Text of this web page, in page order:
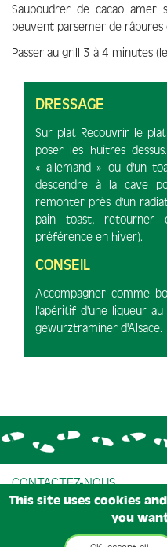
Saupoudrer de cacao amer
peuvent parsemer de
Passer au grill 3 à 4 minutes
DRESSAGE
Sur plat Recouvrir le
poser les huîtres
« allemand » ou d'un
descendre à la cave
remonter près d'un
pain toast, retourner
préférence en hiver).
CONSEIL
Accompagner comme
l'apéritif d'une liqueur
gewurztraminer d'Alsace.
CONTACTEZ-NOUS
CONDITIONS GÉNÉRALES
CONDITIONS
This site uses cookies
you